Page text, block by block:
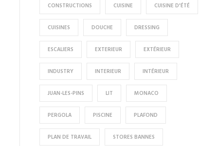
CONSTRUCTIONS CUISINE CUISINE D'ÉTÉ
CUISINES DOUCHE DRESSING
ESCALIERS EXTERIEUR EXTÉRIEUR
INDUSTRY INTERIEUR INTÉRIEUR
JUAN-LES-PINS LIT MONACO
PERGOLA PISCINE PLAFOND
PLAN DE TRAVAIL STORES BANNES